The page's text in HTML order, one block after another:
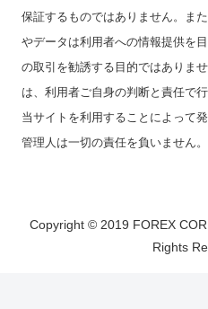
保証するものではありません。ま
やデータは利用者への情報提供を
の取引を勧誘する目的ではありま
は、利用者ご自身の判断と責任で
当サイトを利用することによって
管理人は一切の責任を負いません。
Copyright © 2019 FOREX
Rights